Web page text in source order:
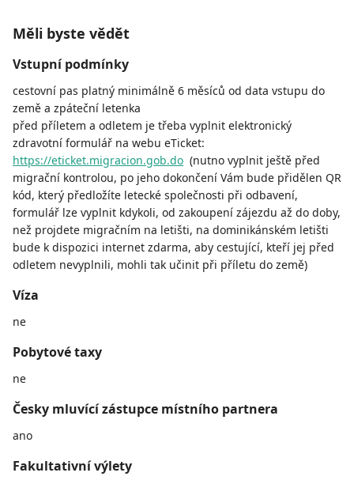
Měli byste vědět
Vstupní podmínky
cestovní pas platný minimálně 6 měsíců od data vstupu do
země a zpáteční letenka
před příletem a odletem je třeba vyplnit elektronický
zdravotní formulář na webu eTicket:
https://eticket.migracion.gob.do (nutno vyplnit ještě před
migrační kontrolou, po jeho dokončení Vám bude přidělen QR
kód, který předložíte letecké společnosti při odbavení,
formulář lze vyplnit kdykoli, od zakoupení zájezdu až do doby,
než projdete migračním na letišti, na dominikánském letišti
bude k dispozici internet zdarma, aby cestující, kteří jej před
odletem nevyplnili, mohli tak učinit při příletu do země)
Víza
ne
Pobytové taxy
ne
Česky mluvící zástupce místního partnera
ano
Fakultativní výlety